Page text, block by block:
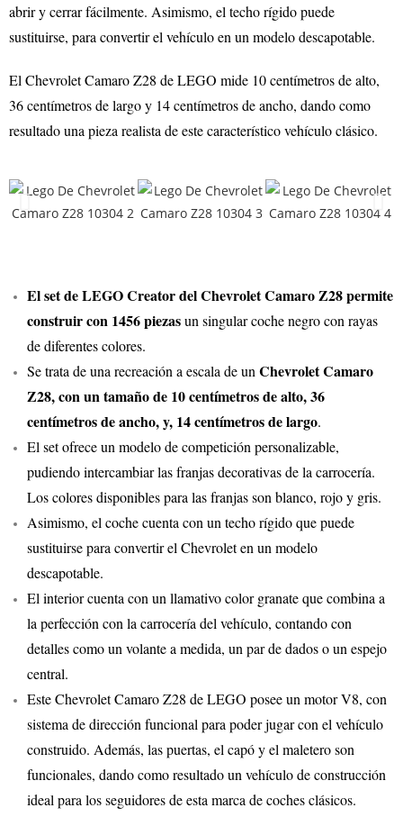
abrir y cerrar fácilmente. Asimismo, el techo rígido puede
sustituirse, para convertir el vehículo en un modelo descapotable.
El Chevrolet Camaro Z28 de LEGO mide 10 centímetros de alto,
36 centímetros de largo y 14 centímetros de ancho, dando como
resultado una pieza realista de este característico vehículo clásico.
El set de LEGO Creator del Chevrolet Camaro Z28 permite
construir con 1456 piezasun singular coche negro con rayas
de diferentes colores.
Se trata de una recreación a escala de un Chevrolet Camaro
Z28, con un tamaño de 10 centímetros de alto, 36
centímetros de ancho, y, 14 centímetros de largo.
El set ofrece un modelo de competición personalizable,
pudiendo intercambiar las franjas decorativas de la carrocería.
Los colores disponibles para las franjas son blanco, rojo y gris.
Asimismo, el coche cuenta con un techo rígido que puede
sustituirse para convertir el Chevrolet en un modelo
descapotable.
El interior cuenta con un llamativo color granate que combina a
la perfección con la carrocería del vehículo, contando con
detalles como un volante a medida, un par de dados o un espejo
central.
Este Chevrolet Camaro Z28 de LEGO posee un motor V8, con
sistema de dirección funcional para poder jugar con el vehículo
construido. Además, las puertas, el capó y el maletero son
funcionales, dando como resultado un vehículo de construcción
ideal para los seguidores de esta marca de coches clásicos.